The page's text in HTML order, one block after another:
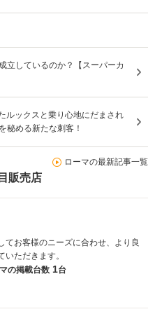
立しているのか？【スーパーカ
ルックスと乗り心地にだまされ
秘める新たな刺客！
ローマの最新記事一覧
販売店
てお客様のニーズに合わせ、より良
いただきます。
の掲載台数 1台